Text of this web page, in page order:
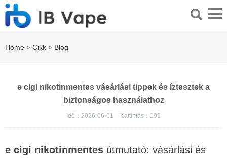
Home > Cikk > Blog
e cigi nikotinmentes vásárlási tippek és íztesztek a
biztonságos használathoz
Idő：2026-06-01 Kattintás： 199
e cigi nikotinmentes útmutató: vásárlási és